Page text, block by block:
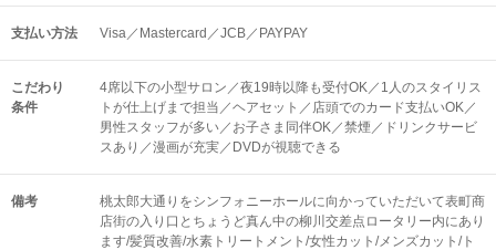
支払い方法 Visa／Mastercard／JCB／PAYPAY
こだわり
条件
4席以下の小型サロン／夜19時以降も受付OK／1人のスタイリス
トが仕上げまで担当／ヘアセット／店頭でのカード支払いOK／
男性スタッフが多い／お子さま同伴OK／禁煙／ドリンクサービ
スあり／漫画が充実／DVDが視聴できる
備考
桃太郎大通りをシンフォニーホールに向かっていただいて表町商
店街の入り口とちょうど真ん中の柳川交差点ロータリー内にあり
ます/髪質改善/水素トリートメント/女性カット/メンズカット/ト